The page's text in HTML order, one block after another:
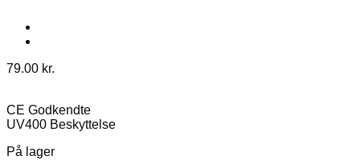
79.00 kr.
CE Godkendte
UV400 Beskyttelse
På lager